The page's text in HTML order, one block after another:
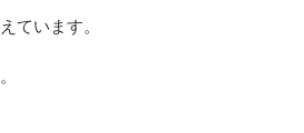
ています。